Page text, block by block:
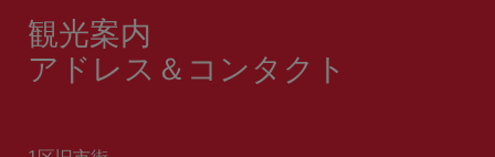
観光案内
アドレス＆コンタクト